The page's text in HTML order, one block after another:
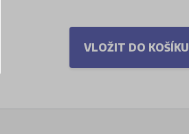
VLOŽIT DO KOŠÍKU